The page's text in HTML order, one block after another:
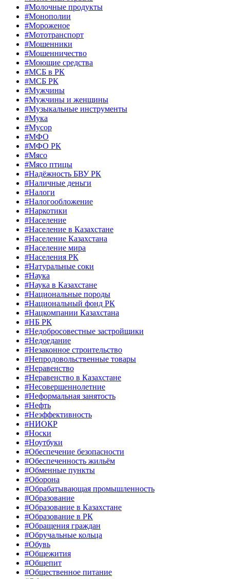
#Молочные продукты
#Монополии
#Мороженое
#Мототранспорт
#Мошенники
#Мошенничество
#Моющие средства
#МСБ в РК
#МСБ РК
#Мужчины
#Мужчины и женщины
#Музыкальные инструменты
#Мука
#Мусор
#МФО
#МФО РК
#Мясо
#Мясо птицы
#Надёжность БВУ РК
#Наличные деньги
#Налоги
#Налогообложение
#Наркотики
#Население
#Население в Казахстане
#Население Казахстана
#Население мира
#Населения РК
#Натуральные соки
#Наука
#Наука в Казахстане
#Национальные породы
#Национальный фонд РК
#Нацкомпании Казахстана
#НБ РК
#Недобросовестные застройщики
#Недоедание
#Незаконное строительство
#Непродовольственные товары
#Неравенство
#Неравенство в Казахстане
#Несовершеннолетние
#Неформальная занятость
#Нефть
#Неэффективность
#НИОКР
#Носки
#Ноутбуки
#Обеспечение безопасности
#Обеспеченность жильём
#Обменные пункты
#Оборона
#Обрабатывающая промышленность
#Образование
#Образование в Казахстане
#Образование в РК
#Обращения граждан
#Обручальные кольца
#Обувь
#Общежития
#Общепит
#Общественное питание